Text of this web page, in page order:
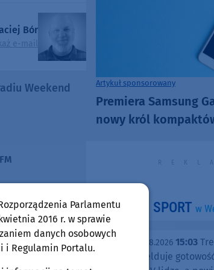
Bór
e-mail
Weekend
NA 99,30 FM
Artykuł sponsorowany
Premiera Samsung
nowy król
SPORT w
piątek, 07.08.2026 15:03
Raciąż melduje
Parlamentu
2016 r. w sprawie
danych osobowych
i Regulamin Portalu.